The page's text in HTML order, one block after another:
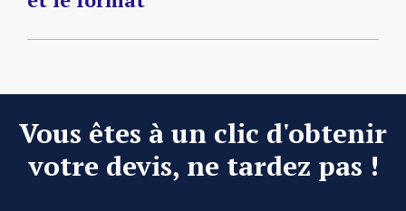
Vous êtes à un clic d'obtenir
votre devis, ne tardez pas !